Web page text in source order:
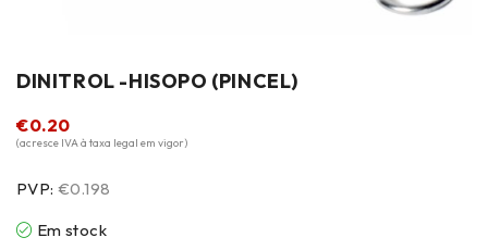
DINITROL -HISOPO (PINCEL)
€0.20
(acresce IVA à taxa legal em vigor)
PVP: €0.198
Em stock